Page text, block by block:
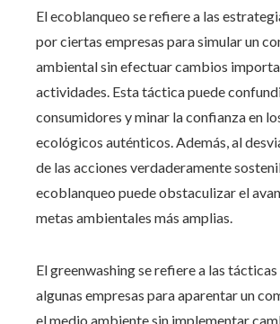
El ecoblanqueo se refiere a las
por ciertas empresas para simular un
ambiental sin efectuar cambios
actividades. Esta táctica puede
consumidores y minar la confianza en
ecológicos auténticos. Además, al
de las acciones verdaderamente
ecoblanqueo puede obstaculizar el
metas ambientales más amplias.
El greenwashing se refiere a las
algunas empresas para aparentar un
el medio ambiente sin implementar